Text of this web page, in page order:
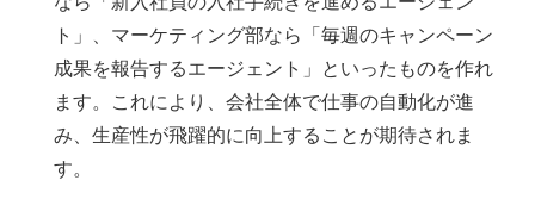
ト」、マーケティング部なら「毎週のキャンペーン
成果を報告するエージェント」といったものを作れ
ます。これにより、会社全体で仕事の自動化が進
み、生産性が飛躍的に向上することが期待されま
す。